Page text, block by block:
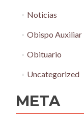
Noticias
Obispo Auxiliar
Obituario
Uncategorized
META